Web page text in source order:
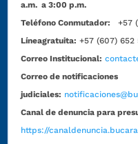
a.m. a 3:00 p.m.
Teléfono Conmutador:
+57
Líneagratuita: +57 (607) 652
Correo Institucional:
Correo de notificaciones
judiciales:
Canal de denuncia para
https://